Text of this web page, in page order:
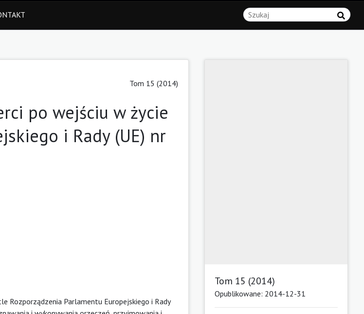
Tom 15 (2014)
po wejściu w życie
i Rady (UE) nr
Parlamentu Europejskiego i Rady
Tom 15 (2014)
Opublikowane: 2014-12-31